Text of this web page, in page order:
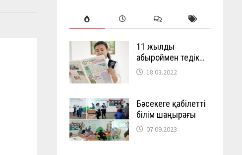
11 жылды
абыроймен өтедік…
18.03.2022
Бәсекеге қабілетті
білім шаңырағы
07.09.2023